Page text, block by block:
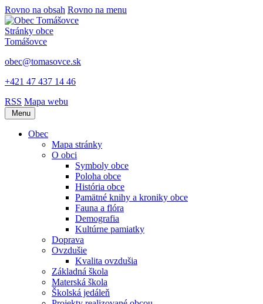
Rovno na obsah Rovno na menu
Stránky obce
Tomášovce
obec@tomasovce.sk
+421 47 437 14 46
RSS Mapa webu
Menu
Obec
Mapa stránky
O obci
Symboly obce
Poloha obce
História obce
Pamätné knihy a kroniky obce
Fauna a flóra
Demografia
Kultúrne pamiatky
Doprava
Ovzdušie
Kvalita ovzdušia
Základná škola
Materská škola
Školská jedáleň